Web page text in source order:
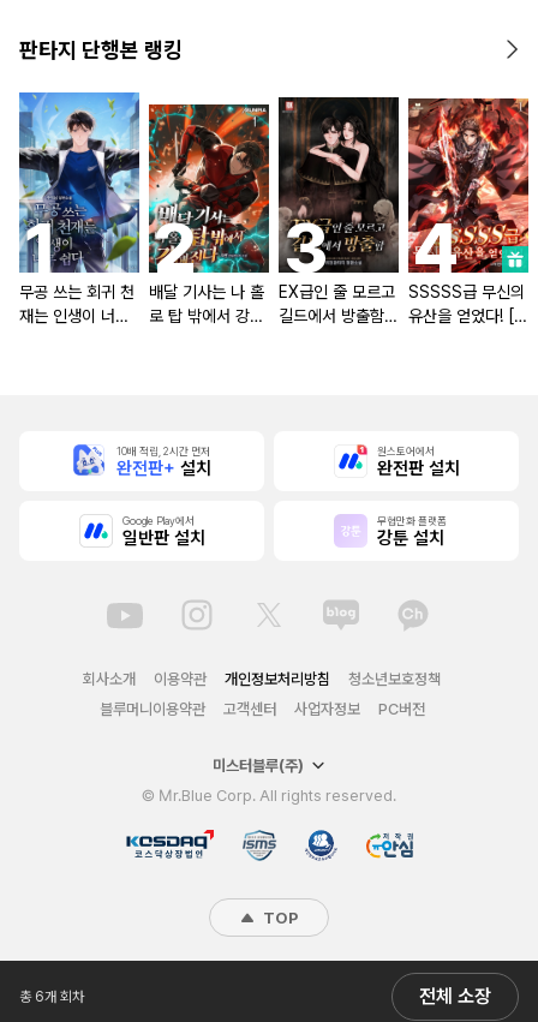
판타지 단행본 랭킹
무공 쓰는 회귀 천
재는 인생이 너무
배달 기사는 나 홀
로 탑 밖에서 강해
EX급인 줄 모르고
길드에서 방출함
SSSSS급 무신의
유산을 얻었다! [단
총 6개 회차 전체 소장
10배 적립, 2시간 먼저
완전판+ 설치
원스토어에서
완전판 설치
Google Play에서
일반판 설치
무협만화 플랫폼
강툰 설치
회사소개 이용약관 개인정보처리방침
청소년보호정책
블루머니이용약관
고객센터 사업자정보 PC버전
미스터블루(주)
© Mr.Blue Corp. All rights reserved.
TOP